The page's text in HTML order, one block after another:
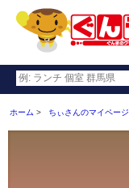
ホーム ちぃさんのマイページ